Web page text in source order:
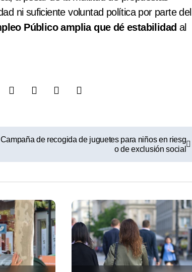
ni suficiente voluntad política por parte del
Público amplia que dé estabilidad al
Campaña de recogida de juguetes para niños en riesg
o de exclusión social